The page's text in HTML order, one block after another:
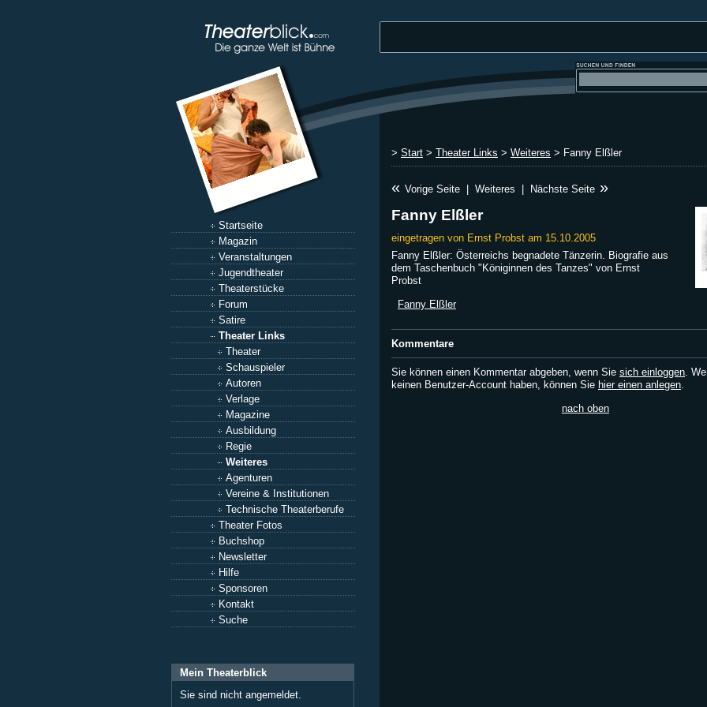
Startseite
Magazin
Veranstaltungen
Jugendtheater
Theaterstücke
Forum
Satire
Theater Links
Theater
Schauspieler
Autoren
Verlage
Magazine
Ausbildung
Regie
Weiteres
Agenturen
Vereine & Institutionen
Technische Theaterberufe
Theater Fotos
Buchshop
Newsletter
Hilfe
Sponsoren
Kontakt
Suche
Mein Theaterblick
Sie sind nicht angemeldet.
> Start > Theater Links > Weiteres > Fanny Elßler
« Vorige Seite Weiteres Nächste Seite »
Fanny Elßler
eingetragen von Ernst Probst am 15.10.2005
Fanny Elßler: Österreichs begnadete Tänzerin. Biografie aus
dem Taschenbuch "Königinnen des Tanzes" von Ernst
Probst
Fanny Elßler
Kommentare
Sie können einen Kommentar abgeben, wenn Sie sich einloggen.
keinen Benutzer-Account haben, können Sie hier einen anlegen.
nach oben